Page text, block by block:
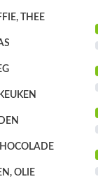
THEE
OLIE